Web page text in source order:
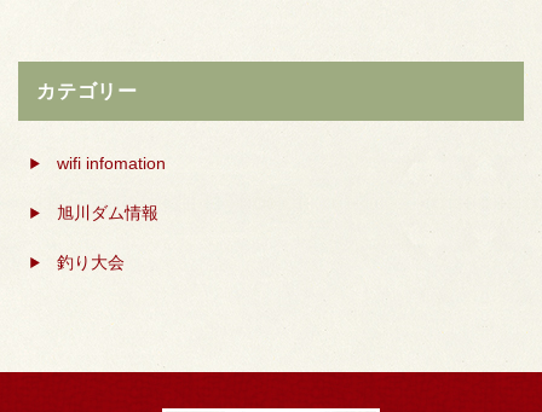
カテゴリー
wifi infomation
旭川ダム情報
釣り大会